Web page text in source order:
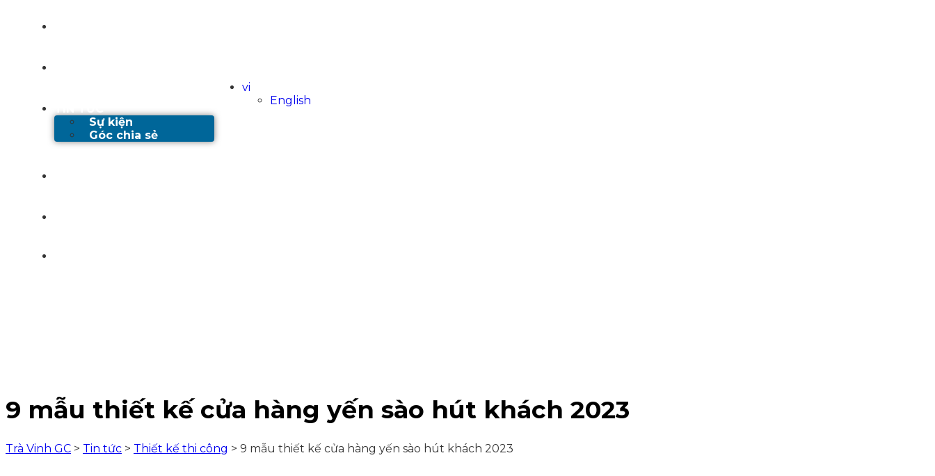
Sự kiện
Góc chia sẻ
vi
English
9 mẫu thiết kế cửa hàng yến sào hút khách 2023
Trà Vinh GC > Tin tức > Thiết kế thi công > 9 mẫu thiết kế cửa hàng yến sào hút khách 2023